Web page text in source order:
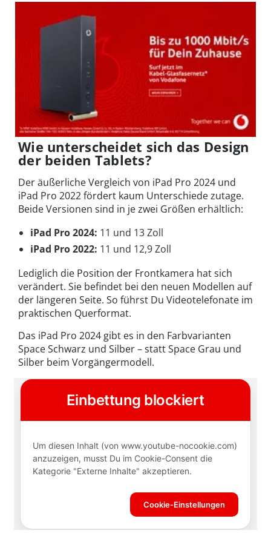
Wie unterscheidet sich das Design
der beiden Tablets?
Der äußerliche Vergleich von iPad Pro 2024 und
iPad Pro 2022 fördert kaum Unterschiede zutage.
Beide Versionen sind in je zwei Größen erhältlich:
iPad Pro 2024: 11 und 13 Zoll
iPad Pro 2022: 11 und 12,9 Zoll
Lediglich die Position der Frontkamera hat sich
verändert. Sie befindet bei den neuen Modellen auf
der längeren Seite. So führst Du Videotelefonate im
praktischen Querformat.
Das iPad Pro 2024 gibt es in den Farbvarianten
Space Schwarz und Silber – statt Space Grau und
Silber beim Vorgängermodell.